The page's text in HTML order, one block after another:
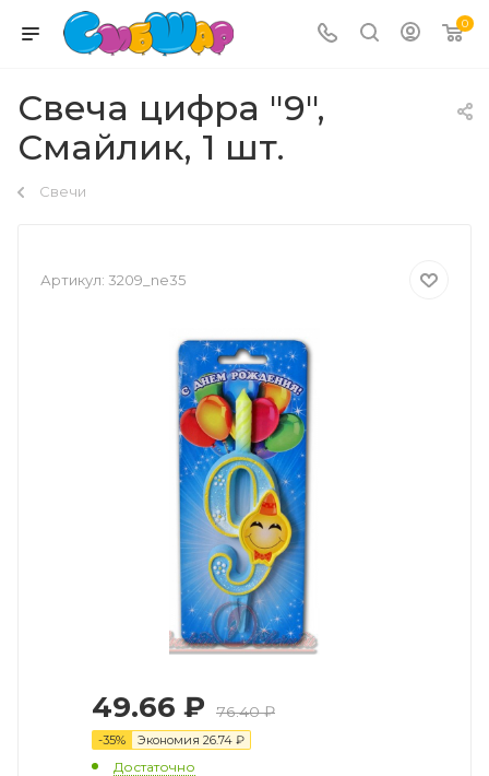
0
Свеча цифра "9",
Смайлик, 1 шт.
Свечи
Артикул: 3209_ne35
49.66 ₽ 76.40₽
-35% Экономия 26.74 ₽
Достаточно